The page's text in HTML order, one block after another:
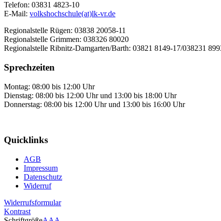
Telefon: 03831 4823-10
E-Mail: volkshochschule(at)lk-vr.de
Regionalstelle Rügen: 03838 20058-11
Regionalstelle Grimmen: 038326 80020
Regionalstelle Ribnitz-Damgarten/Barth: 03821 8149-17/038231
Sprechzeiten
Montag: 08:00 bis 12:00 Uhr
Dienstag: 08:00 bis 12:00 Uhr und 13:00 bis 18:00 Uhr
Donnerstag: 08:00 bis 12:00 Uhr und 13:00 bis 16:00 Uhr
Quicklinks
AGB
Impressum
Datenschutz
Widerruf
Widerrufsformular
Kontrast